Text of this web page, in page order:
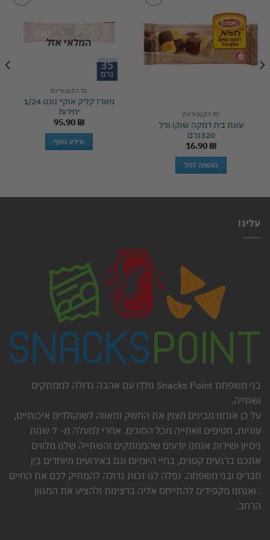
wishlist
כל הקטגוריות
עוגת בית דמקה שוקו וניל
320גרם
16.90 ₪
הוספה לסל
wishlist
המלאי אזל
כל הקטגוריות
מארז קליק אוקיי נוגט 1/24
יחידות
95.90 ₪
מידע נוסף
עלינו
בני משפחת Snacks Point נולדו עם אהבה גדולה לממתקים
ושתייה.
על כן אנחנו מבינים מצוין את החשק ותאווה לשוקולדים איכותיים,
עוגיות, חטיפים ושתייה מכל הסוגים. אחרי למעלה מ- 7 שנות
ניסיון ושירות אנחנו יודעים שהממתקים והשתייה שלנו מלווים
אתכם ברגעים קטנים, בחיי היומיום וגם באירועים מיוחדים בין
חברים ובני משפחה. נפלה לנו זכות גדולה להמתיק לכם את החיים
. ואנחנו מקפידים להתייחס אליה ברצינות ולהציע את המגוון
הרחב.